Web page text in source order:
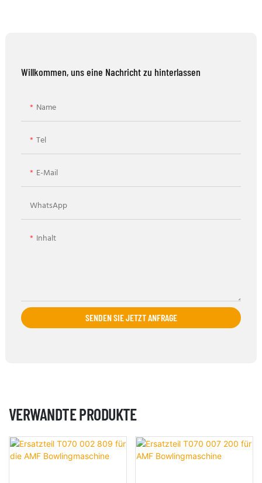
Willkommen, uns eine Nachricht zu hinterlassen
Name
Tel
E-Mail
WhatsApp
Inhalt
SENDEN SIE JETZT ANFRAGE
VERWANDTE PRODUKTE